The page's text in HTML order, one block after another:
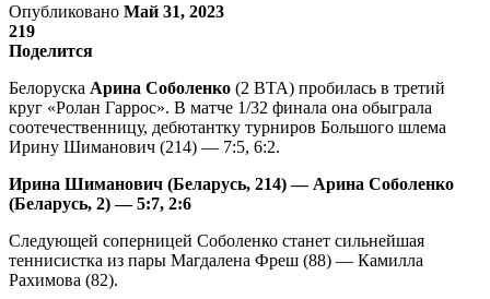
Опубликовано Май 31, 2023
219
Поделится
Белоруска Арина Соболенко (2 ВТА) пробилась в третий
круг «Ролан Гаррос». В матче 1/32 финала она обыграла
соотечественницу, дебютантку турниров Большого шлема
Ирину Шиманович (214) — 7:5, 6:2.
Ирина Шиманович (Беларусь, 214) — Арина Соболенко
(Беларусь, 2) — 5:7, 2:6
Следующей соперницей Соболенко станет сильнейшая
теннисистка из пары Магдалена Фреш (88) — Камилла
Рахимова (82).